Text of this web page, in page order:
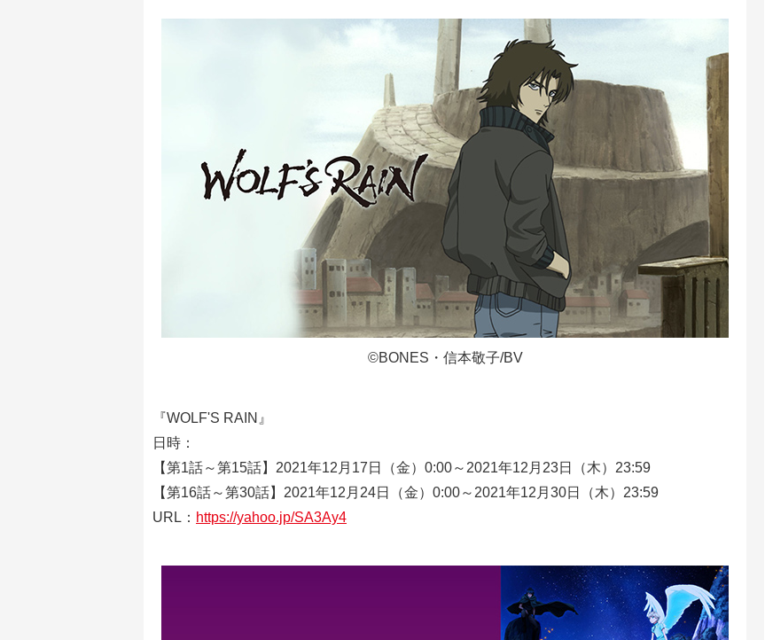
©BONES・信本敬子/BV
『WOLF'S RAIN』
日時：
【第1話～第15話】2021年12月17日（金）0:00～2021年12月23日（木）23:59
【第16話～第30話】2021年12月24日（金）0:00～2021年12月30日（木）23:59
URL： https://yahoo.jp/SA3Ay4